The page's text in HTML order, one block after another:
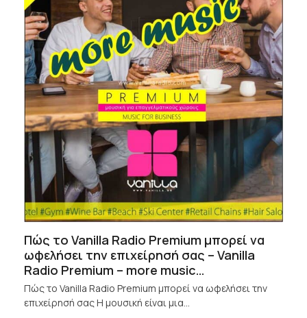
Πώς το Vanilla Radio Premium μπορεί να
ωφελήσει την επιχείρησή σας – Vanilla
Radio Premium – more music…
Πώς το Vanilla Radio Premium μπορεί να ωφελήσει την
επιχείρησή σας Η μουσική είναι μια…